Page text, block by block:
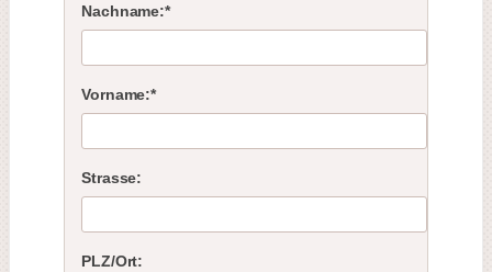
Nachname:*
Vorname:*
Strasse:
PLZ/Ort: